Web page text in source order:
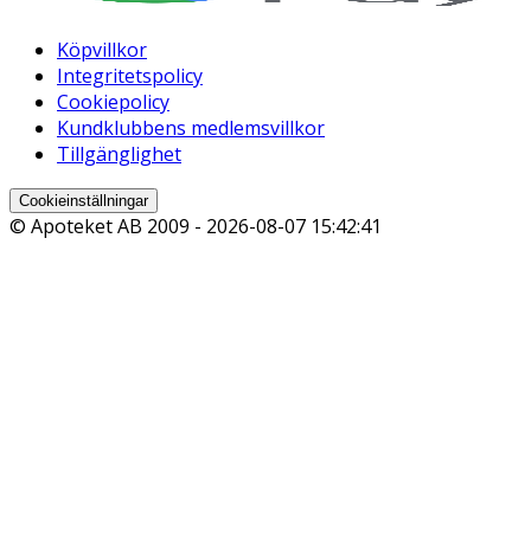
Köpvillkor
Integritetspolicy
Cookiepolicy
Kundklubbens medlemsvillkor
Tillgänglighet
Cookieinställningar
© Apoteket AB 2009 - 2026-08-07 15:42:41